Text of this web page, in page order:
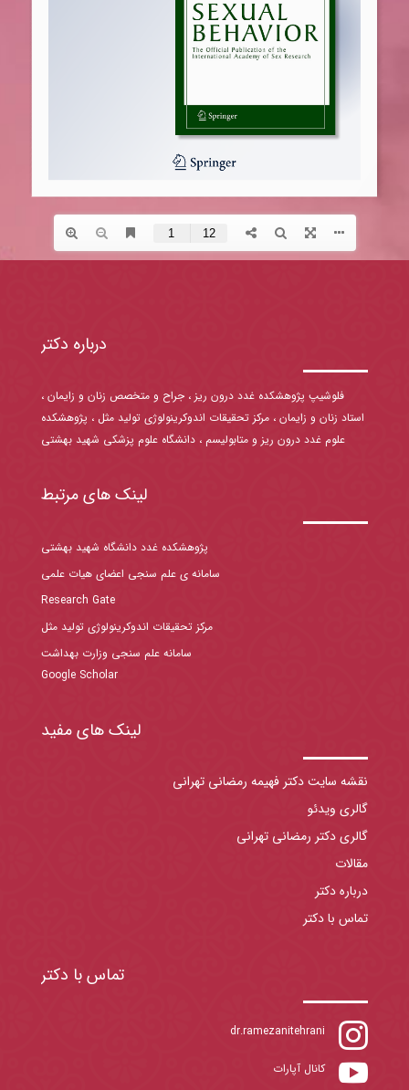
درباره دکتر
فلوشیپ پژوهشکده غدد درون ریز ، جراح و متخصص زنان و زایمان ،
استاد زنان و زایمان ، مرکز تحقیقات اندوکرینولوژی تولید مثل ، پژوهشکده
علوم غدد درون ریز و متابولیسم ، دانشگاه علوم پزشکی شهید بهشتی
لینک های مرتبط
پژوهشکده غدد دانشگاه شهید بهشتی
سامانه ی علم سنجی اعضای هیات علمی
Research Gate
مرکز تحقیقات اندوکرینولوژی تولید مثل
سامانه علم سنجی وزارت بهداشت
Google Scholar
لینک های مفید
نقشه سایت دکتر فهیمه رمضانی تهرانی
گالری ویدئو
گالری دکتر رمضانی تهرانی
مقالات
درباره دکتر
تماس با دکتر
تماس با دکتر

dr.ramezanitehrani
 کانال آپارات